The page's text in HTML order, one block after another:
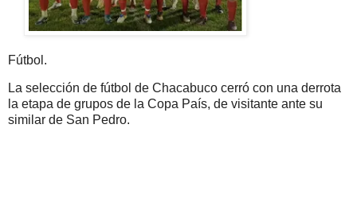
Fútbol.
La selección de fútbol de Chacabuco cerró con una derrota
la etapa de grupos de la Copa País, de visitante ante su
similar de San Pedro.